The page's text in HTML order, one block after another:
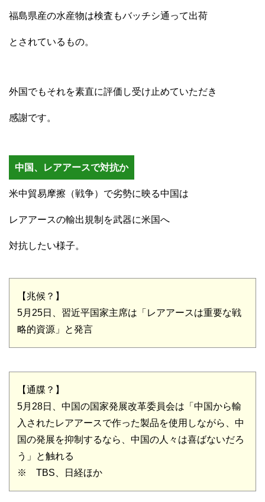
福島県産の水産物は検査もバッチシ通って出荷
とされているもの。
外国でもそれを素直に評価し受け止めていただき
感謝です。
中国、レアアースで対抗か
米中貿易摩擦（戦争）で劣勢に映る中国は
レアアースの輸出規制を武器に米国へ
対抗したい様子。
【兆候？】
5月25日、習近平国家主席は「レアアースは重要な戦
略的資源」と発言
【通牒？】
5月28日、中国の国家発展改革委員会は「中国から輸
入されたレアアースで作った製品を使用しながら、中
国の発展を抑制するなら、中国の人々は喜ばないだろ
う」と触れる
※ TBS、日経ほか